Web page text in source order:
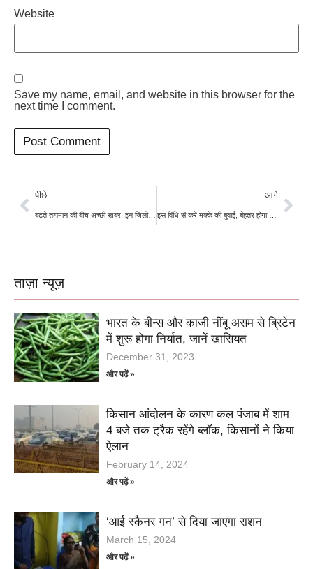
Website
Save my name, email, and website in this browser for the
next time I comment.
पीछे
बढ़ते तापमान की बीच अच्छी खबर, इन जिलों 10 जून को हो सकती है बारिश, गिरेगा पारा
आगे
ताज़ा न्यूज़
भारत के बीन्स और काजी नींबू असम से ब्रिटेन
में शुरू होगा निर्यात, जानें खासियत
December 31, 2023
और पढ़ें »
किसान आंदोलन के कारण कल पंजाब में शाम
4 बजे तक ट्रैक रहेंगे ब्लॉक, किसानों ने किया
ऐलान
February 14, 2024
और पढ़ें »
‘आई स्कैनर गन’ से दिया जाएगा राशन
March 15, 2024
और पढ़ें »